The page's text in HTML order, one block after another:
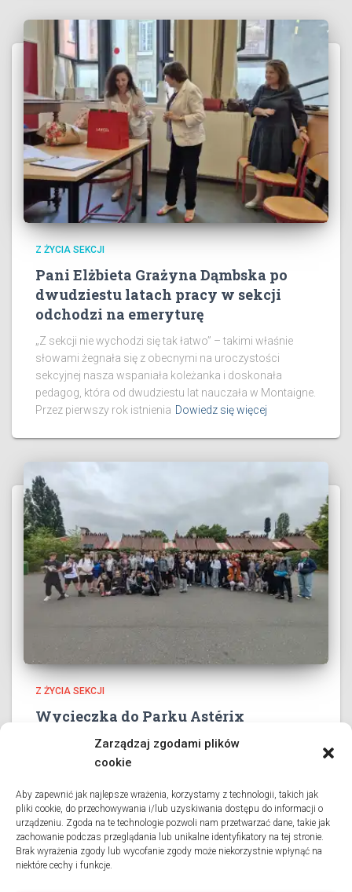
Zarządzaj zgodami plików
cookie
Aby zapewnić jak najlepsze wrażenia, korzystamy z technologii, takich jak
pliki cookie, do przechowywania i/lub uzyskiwania dostępu do informacji o
urządzeniu. Zgoda na te technologie pozwoli nam przetwarzać dane, takie jak
zachowanie podczas przeglądania lub unikalne identyfikatory na tej stronie.
Brak wyrażenia zgody lub wycofanie zgody może niekorzystnie wpłynąć na
niektóre cechy i funkcje.
Z ŻYCIA SEKCJI
Pani Elżbieta Grażyna Dąmbska po
dwudziestu latach pracy w sekcji
odchodzi na emeryturę
„Z sekcji nie wychodzi się tak łatwo” – takimi właśnie
słowami żegnała się z obecnymi na uroczystości
sekcyjnej nasza wspaniała koleżanka i doskonała
pedagog, która od dwudziestu lat nauczała w Montaigne.
​Przez pierwszy rok istnienia Dowiedz się więcej
Z ŻYCIA SEKCJI
Wycieczka do Parku Astérix
3 czerwca 2026 roku wszystkie klasy collège’u oraz dwie
klasy liceum wybrały się na długo wyczekiwaną
profesor Danuty Charlon oraz przy wsparciu grona
opiekunów uczniowie spędzili dzień pełen
Dowiedz się więcej